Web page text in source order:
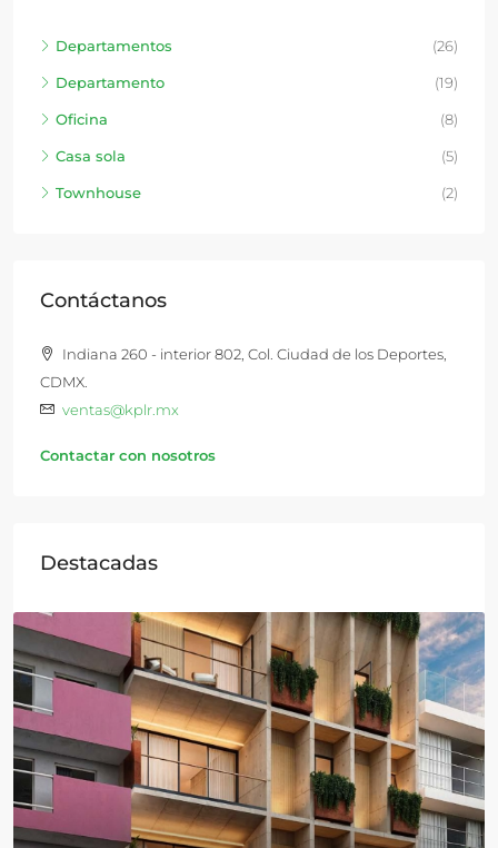
Departamentos (26)
Departamento (19)
Oficina (8)
Casa sola (5)
Townhouse (2)
Contáctanos
Indiana 260 - interior 802, Col. Ciudad de los Deportes,
CDMX.
ventas@kplr.mx
Contactar con nosotros
Destacadas